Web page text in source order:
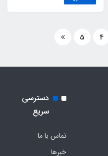
4
5
دسترسی
سریع
تماس با ما
خبرها